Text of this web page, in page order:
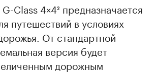
Class 4×4² предназначается
путешествий в условиях
От стандартной
версия будет
дорожным